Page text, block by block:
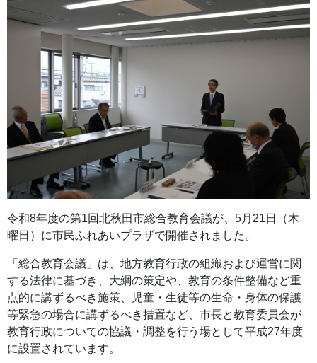
令和8年度の第1回北秋田市総合教育会議が、5月21日（木
曜日）に市民ふれあいプラザで開催されました。
「総合教育会議」は、地方教育行政の組織および運営に関
する法律に基づき、大綱の策定や、教育の条件整備など重
点的に講ずるべき施策、児童・生徒等の生命・身体の保護
等緊急の場合に講ずるべき措置など、市長と教育委員会が
教育行政についての協議・調整を行う場として平成27年度
に設置されています。